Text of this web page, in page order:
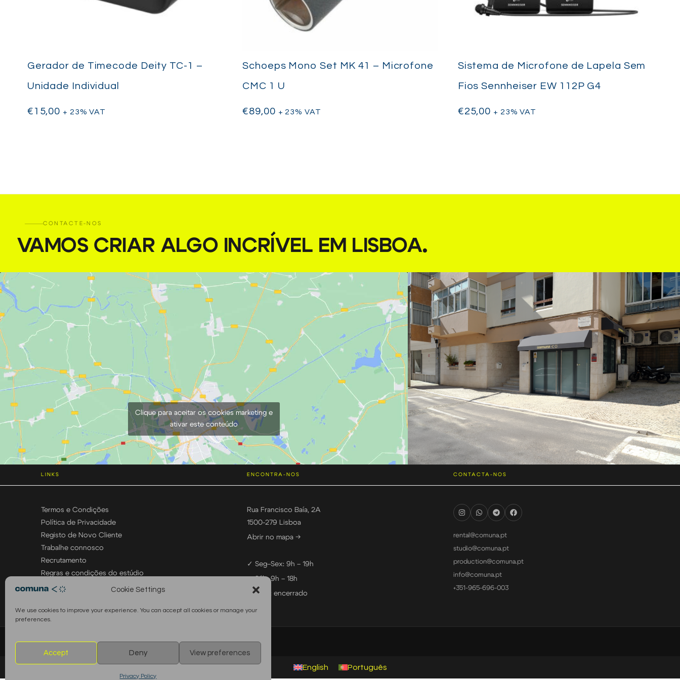
Cookie Settings
We use cookies to improve your experience. You can accept all cookies or manage your
preferences.
Accept Deny View preferences
Privacy Policy
Gerador de Timecode Deity TC-1 –
Unidade Individual
€ 15,00 + 23% VAT
Schoeps Mono Set MK 41 – Microfone
CMC 1 U
€89,00 + 23% VAT
Sistema de Microfone de Lapela Sem
Fios Sennheiser EW 112P G4
€25,00 + 23% VAT
CONTACTE-NOS
VAMOS CRIAR ALGO INCRÍVEL EM LISBOA.
Clique para aceitar os cookies marketing e
ativar este conteúdo
LINKS ENCONTRA-NOS CONTACTA-NOS
Termos e Condições
Política de Privacidade
Registo de Novo Cliente
Trabalhe connosco
Recrutamento
Regras e condições do estúdio
Rua Francisco Baía, 2A
1500-279 Lisboa
Abrir no mapa →
✓ Seg–Sex: 9h – 19h
✓ Sáb: 9h – 18h
— Dom: encerrado
rental@comuna.pt
studio@comuna.pt
production@comuna.pt
info@comuna.pt
+351-965-696-003
© 2026 Comuna Rental House · Todos os direitos reservados
English Português